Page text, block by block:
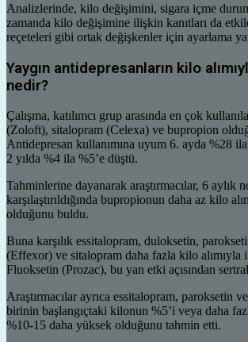
Analizlerinde, kilo değişimini, sigara içme
zamanda kilo değişimine ilişkin kanıtları da
reçeteleri gibi ortak değişkenler için ayarlama
Yaygın antidepresanların kilo
nedir?
Çalışma, katılımcı grup arasında en çok
(Zoloft), sitalopram (Celexa) ve bupropion
Antidepresan kullanımına uyum 6. ayda %28
2 yılda %4 ila %5’e düştü.
Tahminlerine dayanarak araştırmacılar, 6 aylık
karşılaştırıldığında bupropionun daha az kilo
olduğunu buldu.
Buna karşılık essitalopram, duloksetin,
(Effexor) ve sitalopram daha fazla kilo
Fluoksetin (Prozac), bu yan etki açısından
Araştırmacılar ayrıca essitalopram, paroksetin
birinin başlangıçtaki kilonun %5’i veya daha
%10-15 daha yüksek olduğunu tahmin etti.